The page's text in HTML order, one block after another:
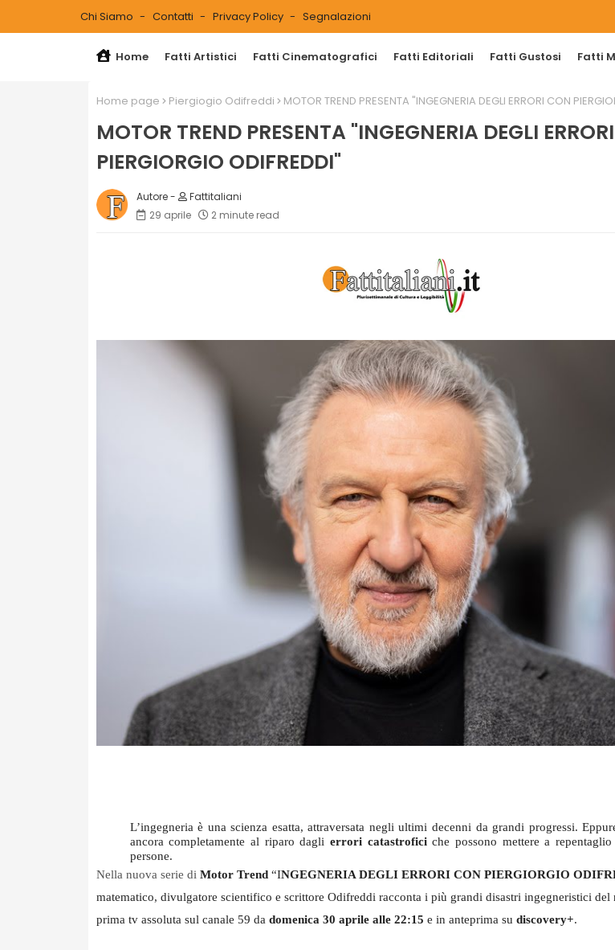
Chi Siamo Contatti Privacy Policy Segnalazioni
Home Fatti Artistici Fatti Cinematografici Fatti Editoriali Fatti Gustosi Fatti
Home page Piergiogio Odifreddi MOTOR TREND PRESENTA "INGEGNERIA DEGLI ERRORI CON
MOTOR TREND PRESENTA "INGEGNERIA DEGLI
PIERGIORGIO ODIFREDDI"
Fattitaliani
29 aprile
2 minute read
L’ingegneria è una scienza esatta, attraversata negli ultimi decenni da grandi progressi.
ancora completamente al riparo dagli errori catastrofici che possono mettere a
persone.
Nella nuova serie di Motor Trend “INGEGNERIA DEGLI ERRORI CON PIERGIORGIO
matematico, divulgatore scientifico e scrittore Odifreddi racconta i più grandi disastri ingegneristici del
prima tv assoluta sul canale 59 da domenica 30 aprile alle 22:15 e in anteprima su discovery+.